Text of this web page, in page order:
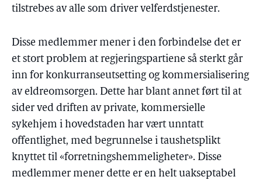
tilstrebes av alle som driver velferdstjenester.
Disse medlemmer mener i den forbindelse det er
et stort problem at regjeringspartiene så sterkt går
inn for konkurranseutsetting og kommersialisering
av eldreomsorgen. Dette har blant annet ført til at
sider ved driften av private, kommersielle
sykehjem i hovedstaden har vært unntatt
offentlighet, med begrunnelse i taushetsplikt
knyttet til «forretningshemmeligheter». Disse
medlemmer mener dette er en helt uakseptabel